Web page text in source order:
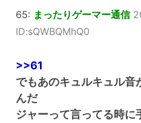
65: まったりゲーマー通信
ID:sQWBQMhQ0
>>61
でもあのキュルキュル音
んだ
ジャーって言ってる時